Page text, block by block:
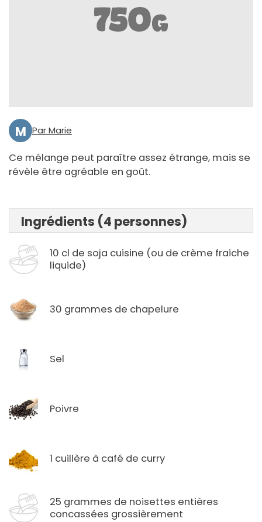
M Par Marie
Ce mélange peut paraître assez étrange, mais se
révèle être agréable en goût.
Ingrédients (4 personnes)
10 cl de soja cuisine (ou de crème fraiche
liquide)
30 grammes de chapelure
Sel
Poivre
1 cuillère à café de curry
25 grammes de noisettes entières
concassées grossièrement